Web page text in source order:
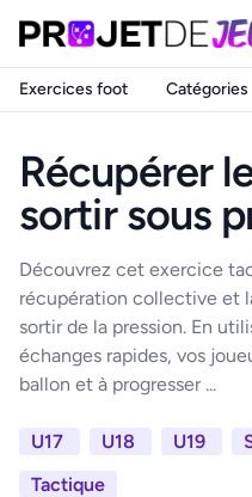
Exercices foot Catégories
Récupérer
sortir sous
Découvrez cet exercice
récupération collective et
sortir de la pression. En
échanges rapides, vos
ballon et à progresser ...
U17 U18 U19
Tactique